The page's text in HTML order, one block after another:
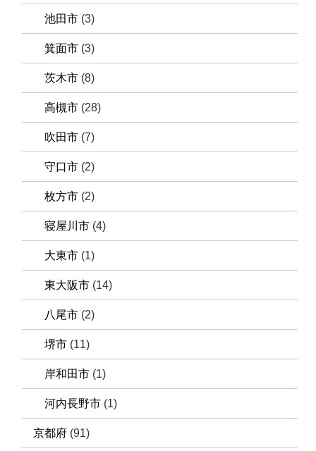
池田市 (3)
箕面市 (3)
茨木市 (8)
高槻市 (28)
吹田市 (7)
守口市 (2)
枚方市 (2)
寝屋川市 (4)
大東市 (1)
東大阪市 (14)
八尾市 (2)
堺市 (11)
岸和田市 (1)
河内長野市 (1)
京都府 (91)